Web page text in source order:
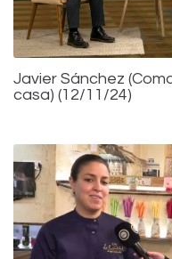
Javier Sánchez
casa) (12/11/24)